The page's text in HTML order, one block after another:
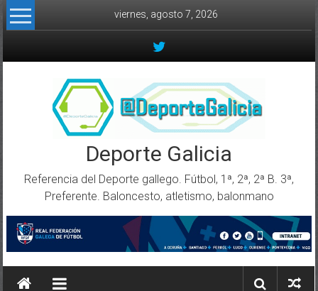
Skip to content
viernes, agosto 7, 2026
Deporte Galicia
Referencia del Deporte gallego. Fútbol, 1ª, 2ª, 2ª B. 3ª,
Preferente. Baloncesto, atletismo, balonmano